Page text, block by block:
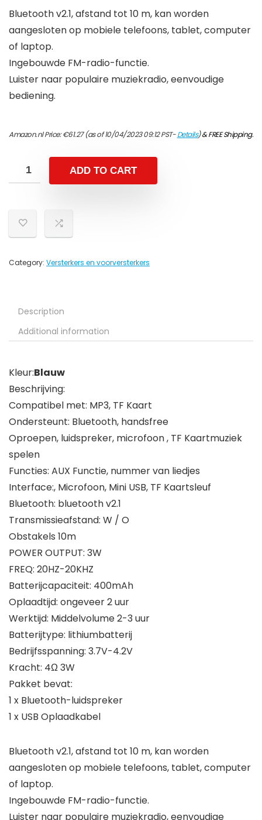
Bluetooth v2.1, afstand tot 10 m, kan worden
aangesloten op mobiele telefoons, tablet, computer
of laptop.
Ingebouwde FM-radio-functie.
Luister naar populaire muziekradio, eenvoudige
bediening.
Amazon.nl Price:€61.27(as of 10/04/2023 09:12 PST-Details)&FREE Shipping.
ADD TO CART
Category: Versterkers en voorversterkers
Description
Additional information
Kleur:Blauw
Beschrijving:
Compatibel met: MP3, TF Kaart
Ondersteunt: Bluetooth, handsfree
Oproepen, luidspreker, microfoon , TF Kaartmuziek
spelen
Functies: AUX Functie, nummer van liedjes
Interface:, Microfoon, Mini USB, TF Kaartsleuf
Bluetooth: bluetooth v2.1
Transmissieafstand: W / O
Obstakels 10m
POWER OUTPUT: 3W
FREQ: 20HZ-20KHZ
Batterijcapaciteit: 400mAh
Oplaadtijd: ongeveer 2 uur
Werktijd: Middelvolume 2-3 uur
Batterijtype: lithiumbatterij
Bedrijfsspanning: 3.7V-4.2V
Kracht: 4Ω 3W
Pakket bevat:
1 x Bluetooth-luidspreker
1 x USB Oplaadkabel
Bluetooth v2.1, afstand tot 10 m, kan worden
aangesloten op mobiele telefoons, tablet, computer
of laptop.
Ingebouwde FM-radio-functie.
Luister naar populaire muziekradio, eenvoudige